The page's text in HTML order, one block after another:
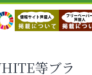
等ブラ